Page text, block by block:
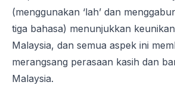
(menggunakan ‘lah’ dan
tiga bahasa) menunjukkan
Malaysia, dan semua aspek ini
merangsang perasaan kasih dan
Malaysia.